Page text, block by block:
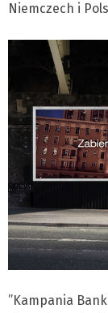
Niemczech i
”Kampania